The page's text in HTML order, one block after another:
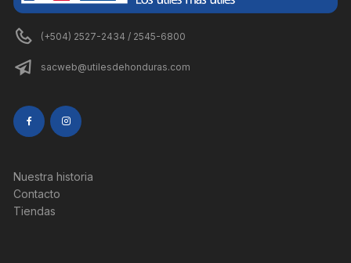
(+504) 2527-2434 / 2545-6800
sacweb@utilesdehonduras.com
Nuestra historia
Contacto
Tiendas